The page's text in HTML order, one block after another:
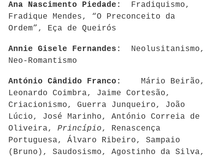
Ana Nascimento Piedade: Fradiquismo,
Fradique Mendes, “O Preconceito da
Ordem”, Eça de Queirós
Annie Gisele Fernandes: Neolusitanismo,
Neo-Romantismo
António Cândido Franco: Mário Beirão,
Leonardo Coimbra, Jaime Cortesão,
Criacionismo, Guerra Junqueiro, João
Lúcio, José Marinho, António Correia de
Oliveira, Princípio, Renascença
Portuguesa, Álvaro Ribeiro, Sampaio
(Bruno), Saudosismo, Agostinho da Silva,